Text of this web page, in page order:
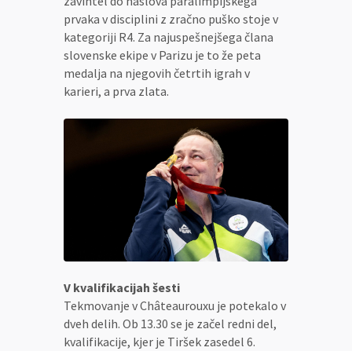
prvaka v disciplini z zračno puško stoje v
kategoriji R4. Za najuspešnejšega člana
slovenske ekipe v Parizu je to že peta
medalja na njegovih četrtih igrah v
karieri, a prva zlata.
V kvalifikacijah šesti
Tekmovanje v Châteaurouxu je potekalo v
dveh delih. Ob 13.30 se je začel redni del,
kvalifikacije, kjer je Tiršek zasedel 6.